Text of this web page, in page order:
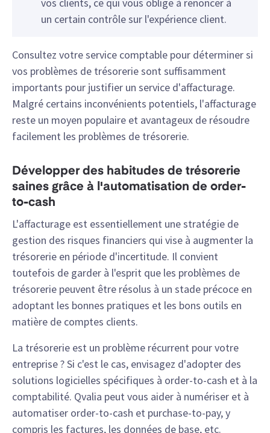
un certain contrôle sur l'expérience client.
Consultez votre service comptable pour déterminer si
vos problèmes de trésorerie sont suffisamment
importants pour justifier un service d'affacturage.
Malgré certains inconvénients potentiels, l'affacturage
reste un moyen populaire et avantageux de résoudre
facilement les problèmes de trésorerie.
Développer des habitudes de trésorerie
saines grâce à l'automatisation de order-
to-cash
L'affacturage est essentiellement une stratégie de
gestion des risques financiers qui vise à augmenter la
trésorerie en période d'incertitude. Il convient
toutefois de garder à l'esprit que les problèmes de
trésorerie peuvent être résolus à un stade précoce en
adoptant les bonnes pratiques et les bons outils en
matière de comptes clients.
La trésorerie est un problème récurrent pour votre
entreprise ? Si c'est le cas, envisagez d'adopter des
solutions logicielles spécifiques à order-to-cash et à la
comptabilité. Qvalia peut vous aider à numériser et à
automatiser order-to-cash et purchase-to-pay, y
compris les factures, les données de base, etc.